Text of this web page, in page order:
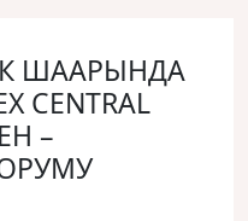
ШААРЫНДА
CENTRAL
–